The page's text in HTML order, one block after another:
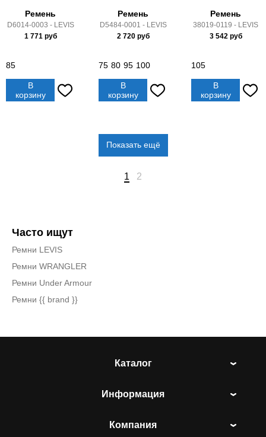
Ремень
D6014-0003 - LEVIS
1 771руб
85
В
корзину
Ремень
D5484-0001 - LEVIS
2 720руб
75 80 95 100
В
корзину
Ремень
38019-0119 - LEVIS
3 542руб
105
В
корзину
Показать ещё
1 2
Часто ищут
Ремни LEVIS
Ремни WRANGLER
Ремни Under Armour
Ремни {{ brand }}
Каталог
Информация
Компания